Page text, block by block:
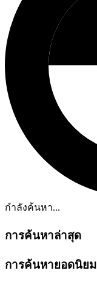
กำลังค้นหา...
การค้นหาล่าสุด
การค้นหายอดนิยม